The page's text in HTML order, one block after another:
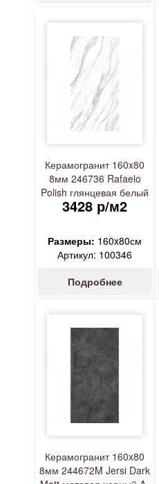
Керамогранит 160x80
8мм 246736 Rafaelo
Polish глянцевая белый
A-Ceramica
3428 р/м2
Размеры: 160x80см
Артикул: 100346
Подробнее
Керамогранит 160x80
8мм 244672M Jersi Dark